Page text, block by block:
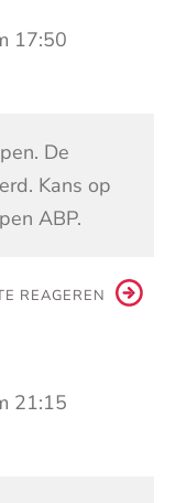
17:50
De
Kans op
ABP.
REAGEREN
21:15